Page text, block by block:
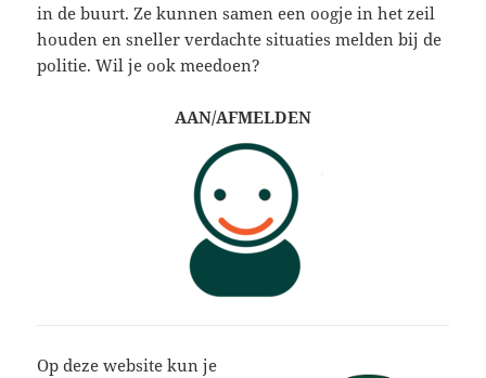
in de buurt. Ze kunnen samen een oogje in het zeil
houden en sneller verdachte situaties melden bij de
politie. Wil je ook meedoen?
AAN/AFMELDEN
Op deze website kun je